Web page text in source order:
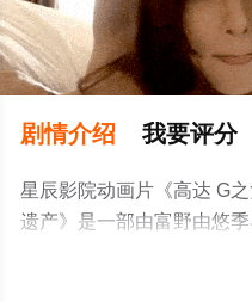
剧情介绍 我要评分
星辰影院动画片《高达 G
遗产》是一部由富野由悠
佐藤拓也,高垣彩阳等明星